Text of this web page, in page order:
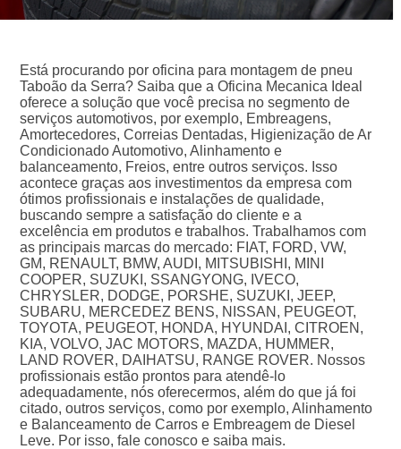
Está procurando por oficina para montagem de pneu
Taboão da Serra? Saiba que a Oficina Mecanica Ideal
oferece a solução que você precisa no segmento de
serviços automotivos, por exemplo, Embreagens,
Amortecedores, Correias Dentadas, Higienização de Ar
Condicionado Automotivo, Alinhamento e
balanceamento, Freios, entre outros serviços. Isso
acontece graças aos investimentos da empresa com
ótimos profissionais e instalações de qualidade,
buscando sempre a satisfação do cliente e a
excelência em produtos e trabalhos. Trabalhamos com
as principais marcas do mercado: FIAT, FORD, VW,
GM, RENAULT, BMW, AUDI, MITSUBISHI, MINI
COOPER, SUZUKI, SSANGYONG, IVECO,
CHRYSLER, DODGE, PORSHE, SUZUKI, JEEP,
SUBARU, MERCEDEZ BENS, NISSAN, PEUGEOT,
TOYOTA, PEUGEOT, HONDA, HYUNDAI, CITROEN,
KIA, VOLVO, JAC MOTORS, MAZDA, HUMMER,
LAND ROVER, DAIHATSU, RANGE ROVER. Nossos
profissionais estão prontos para atendê-lo
adequadamente, nós oferecermos, além do que já foi
citado, outros serviços, como por exemplo, Alinhamento
e Balanceamento de Carros e Embreagem de Diesel
Leve. Por isso, fale conosco e saiba mais.